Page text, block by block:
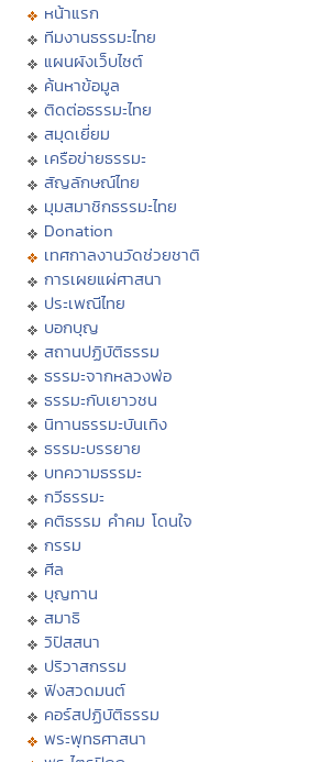
หน้าแรก
ทีมงานธรรมะไทย
แผนผังเว็บไซต์
ค้นหาข้อมูล
ติดต่อธรรมะไทย
สมุดเยี่ยม
เครือข่ายธรรมะ
สัญลักษณ์ไทย
มุมสมาชิกธรรมะไทย
Donation
เทศกาลงานวัดช่วยชาติ
การเผยแผ่ศาสนา
ประเพณีไทย
บอกบุญ
สถานปฏิบัติธรรม
ธรรมะจากหลวงพ่อ
ธรรมะกับเยาวชน
นิทานธรรมะบันเทิง
ธรรมะบรรยาย
บทความธรรมะ
กวีธรรมะ
คติธรรม คำคม โดนใจ
กรรม
ศีล
บุญทาน
สมาธิ
วิปัสสนา
ปริวาสกรรม
ฟังสวดมนต์
คอร์สปฏิบัติธรรม
พระพุทธศาสนา